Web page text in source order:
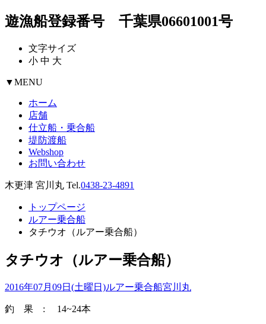
遊漁船登録番号 千葉県06601001号
文字サイズ
小 中 大
▼MENU
ホーム
店舗
仕立船・乗合船
堤防渡船
Webshop
お問い合わせ
木更津 宮川丸 Tel.0438-23-4891
トップページ
ルアー乗合船
タチウオ（ルアー乗合船）
タチウオ（ルアー乗合船）
2016年07月09日(土曜日)ルアー乗合船宮川丸
釣 果 : 14~24本